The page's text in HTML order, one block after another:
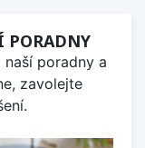
PORADNY
poradny a
zavolejte